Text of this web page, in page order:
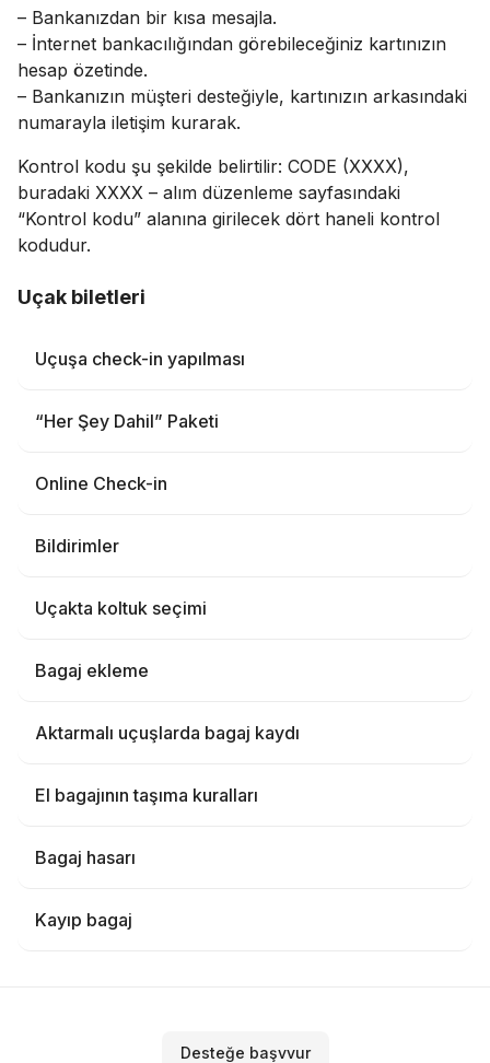
– Bankanızdan bir kısa mesajla.
– İnternet bankacılığından görebileceğiniz kartınızın
hesap özetinde.
– Bankanızın müşteri desteğiyle, kartınızın arkasındaki
numarayla iletişim kurarak.
Kontrol kodu şu şekilde belirtilir: CODE (XXXX),
buradaki XXXX – alım düzenleme sayfasındaki
“Kontrol kodu” alanına girilecek dört haneli kontrol
kodudur.
Uçak biletleri
Uçuşa check-in yapılması
“Her Şey Dahil” Paketi
Online Check-in
Bildirimler
Uçakta koltuk seçimi
Bagaj ekleme
Aktarmalı uçuşlarda bagaj kaydı
El bagajının taşıma kuralları
Bagaj hasarı
Kayıp bagaj
Desteğe başvvur